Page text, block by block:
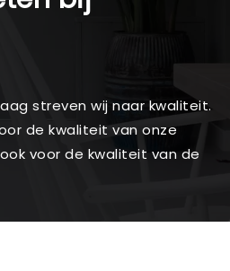
streven wij naar kwaliteit.
de kwaliteit van onze
voor de kwaliteit van de